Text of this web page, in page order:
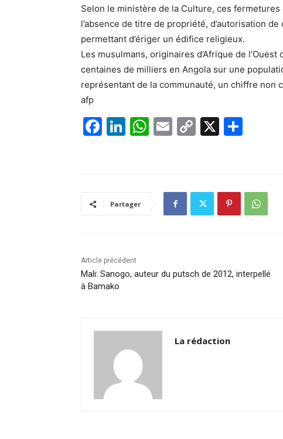
Selon le ministère de la Culture, ces
l’absence de titre de propriété, d’autorisation
permettant d’ériger un édifice religieux.
Les musulmans, originaires d’Afrique de
centaines de milliers en Angola sur une
représentant de la communauté, un chiffre non
afp
F
b
k
Li
dI
W E
C
Li
n
X
er
Partager
Article précédent
Mali: Sanogo, auteur du putsch de 2012, interpellé
à Bamako
La rédaction